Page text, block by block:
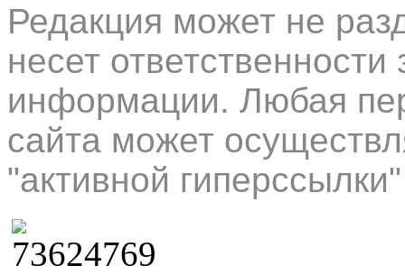
Редакция может не
несет
информации. Любая
сайта может
"активной